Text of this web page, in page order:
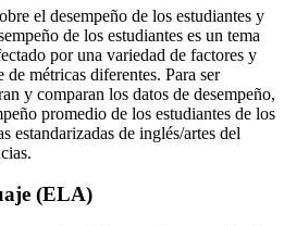
el desempeño de los estudiantes y
de los estudiantes es un tema
por una variedad de factores y
métricas diferentes. Para ser
y comparan los datos de desempeño,
promedio de los estudiantes de los
estandarizadas de inglés/artes del
(ELA)